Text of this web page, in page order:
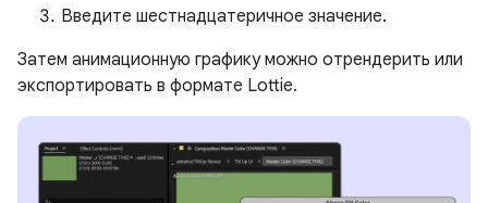
Введите шестнадцатеричное значение.
Затем анимационную графику можно отрендерить или
экспортировать в формате Lottie.